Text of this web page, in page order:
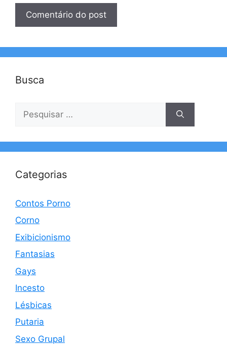
Busca
por:
Categorias
Contos Porno
Corno
Exibicionismo
Fantasias
Gays
Incesto
Lésbicas
Putaria
Sexo Grupal